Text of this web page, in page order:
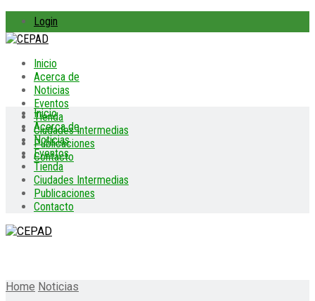
Login
Inicio
Acerca de
Noticias
Eventos
Tienda
Ciudades Intermedias
Publicaciones
Contacto
Inicio
Acerca de
Noticias
Eventos
Tienda
Ciudades Intermedias
Publicaciones
Contacto
Home Noticias